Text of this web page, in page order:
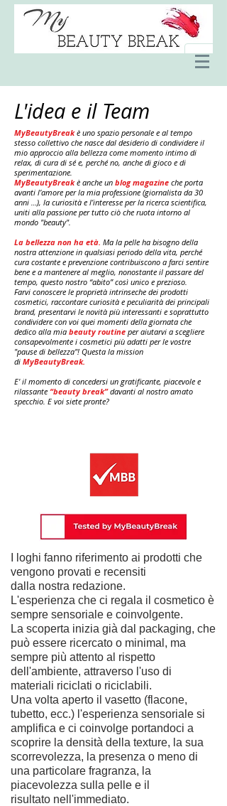
L'idea e il Team
MyBeautyBreakè uno spazio personale e al tempo
stesso collettivo che nasce dal desiderio di condividere il
mio approccio alla bellezza come momento intimo di
relax, di cura di sé e, perché no, anche di gioco e di
sperimentazione.
MyBeautyBreakè anche un blog magazine che porta
avanti l’amore per la mia professione (giornalista da 30
anni …), la curiosità e l’interesse per la ricerca scientifica,
uniti alla passione per tutto ciò che ruota intorno al
mondo "beauty".
La bellezza non ha età. Ma la pelle ha bisogno della
nostra attenzione in qualsiasi periodo della vita, perché
cura costante e prevenzione contribuiscono a farci sentire
bene e a mantenere al meglio, nonostante il passare del
tempo, questo nostro “abito” così unico e prezioso.
Farvi conoscere le proprietà intrinseche dei prodotti
cosmetici, raccontare curiosità e peculiarità dei principali
brand, presentarvi le novità più interessanti e soprattutto
condividere con voi quei momenti della giornata che
dedico alla mia beauty routine per aiutarvi a scegliere
consapevolmente i cosmetici più adatti per le vostre
"pause di bellezza"! Questa la mission
di MyBeautyBreak.
E' il momento di concedersi un gratificante, piacevole e
rilassante “beauty break”davanti al nostro amato
specchio. E voi siete pronte?
I loghi fanno riferimento ai prodotti che
vengono provati e recensiti
dalla nostra redazione.
L'esperienza che ci regala il cosmetico è
sempre sensoriale e coinvolgente.
La scoperta inizia già dal packaging, che
può essere ricercato o minimal, ma
sempre più attento al rispetto
dell'ambiente, attraverso l'uso di
materiali riciclati o riciclabili.
Una volta aperto il vasetto (flacone,
tubetto, ecc.) l'esperienza sensoriale si
amplifica e ci coinvolge portandoci a
scoprire la densità della texture, la sua
scorrevolezza, la presenza o meno di
una particolare fragranza, la
piacevolezza sulla pelle e il
risultato nell'immediato.